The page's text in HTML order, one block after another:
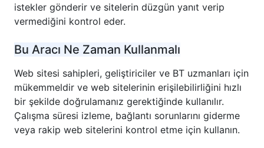
istekler gönderir ve sitelerin düzgün yanıt verip
vermediğini kontrol eder.
Bu Aracı Ne Zaman Kullanmalı
Web sitesi sahipleri, geliştiriciler ve BT uzmanları için
mükemmeldir ve web sitelerinin erişilebilirliğini hızlı
bir şekilde doğrulamanız gerektiğinde kullanılır.
Çalışma süresi izleme, bağlantı sorunlarını giderme
veya rakip web sitelerini kontrol etme için kullanın.